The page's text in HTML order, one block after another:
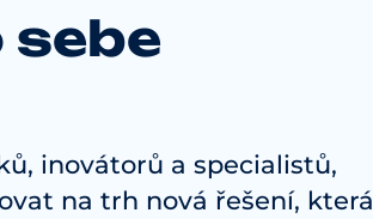
sebe
inovátorů a specialistů,
na trh nová řešení, která